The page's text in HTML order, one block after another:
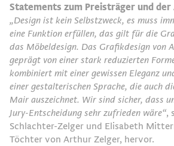
Statements zum Preisträger und der
„Design ist kein Selbstzweck, es muss
eine Funktion erfüllen, das gilt für die
das Möbeldesign. Das Grafikdesign von
geprägt von einer stark reduzierten
kombiniert mit einer gewissen Eleganz
einer gestalterischen Sprache, die auch
Mair auszeichnet. Wir sind sicher, dass
Jury-Entscheidung sehr zufrieden wäre“,
Schlachter-Zelger und Elisabeth
Töchter von Arthur Zelger, hervor.